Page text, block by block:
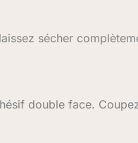
sécher
double face.